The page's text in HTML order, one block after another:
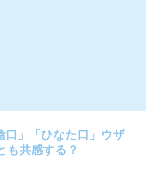
口」「ひなた口」ウザ
も共感する？